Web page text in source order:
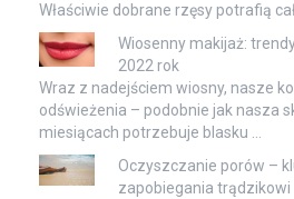
Właściwie dobrane rzęsy potrafią
Wiosenny makijaż:
2022 rok
Wraz z nadejściem wiosny, nasze
odświeżenia – podobnie jak nasza
miesiącach potrzebuje blasku …
Oczyszczanie porów –
zapobiegania trądzikowi